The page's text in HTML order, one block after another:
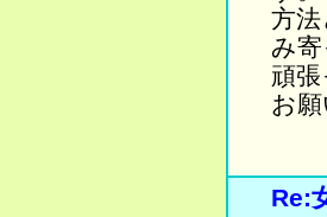
方
み
頑
お願
Re: